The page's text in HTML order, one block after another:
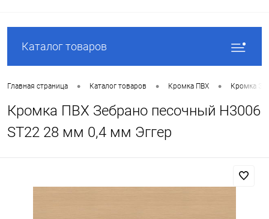
Каталог товаров
Главная страница • Каталог товаров • Кромка ПВХ • Кромка
Кромка ПВХ Зебрано песочный Н3006
ST22 28 мм 0,4 мм Эггер